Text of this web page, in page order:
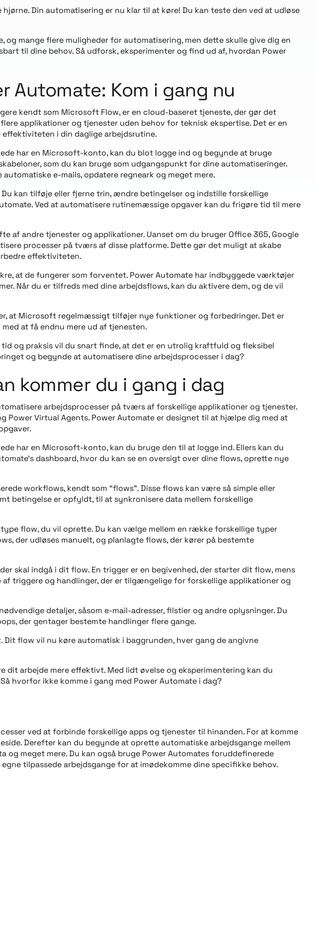
Din automatisering er nu klar til at køre! Du kan teste den ved at udløse
mange flere muligheder for automatisering, men dette skulle give dig en
til dine behov. Så udforsk, eksperimenter og find ud af, hvordan Power
Automate: Kom i gang nu
kendt som Microsoft Flow, er en cloud-baseret tjeneste, der gør det
applikationer og tjenester uden behov for teknisk ekspertise. Det er en
i din daglige arbejdsrutine.
har en Microsoft-konto, kan du blot logge ind og begynde at bruge
som du kan bruge som udgangspunkt for dine automatiseringer.
e-mails, opdatere regneark og meget mere.
kan tilføje eller fjerne trin, ændre betingelser og indstille forskellige
Ved at automatisere rutinemæssige opgaver kan du frigøre tid til mere
af andre tjenester og applikationer. Uanset om du bruger Office 365, Google
processer på tværs af disse platforme. Dette gør det muligt at skabe
effektiviteten.
at de fungerer som forventet. Power Automate har indbyggede værktøjer
Når du er tilfreds med dine arbejdsflows, kan du aktivere dem, og de vil
at Microsoft regelmæssigt tilføjer nye funktioner og forbedringer. Det er
at få endnu mere ud af tjenesten.
og praksis vil du snart finde, at det er en utrolig kraftfuld og fleksibel
og begynde at automatisere dine arbejdsprocesser i dag?
kommer du i gang i dag
arbejdsprocesser på tværs af forskellige applikationer og tjenester.
Power Virtual Agents. Power Automate er designet til at hjælpe dig med at
har en Microsoft-konto, kan du bruge den til at logge ind. Ellers kan du
dashboard, hvor du kan se en oversigt over dine flows, oprette nye
workflows, kendt som “flows”. Disse flows kan være så simple eller
betingelse er opfyldt, til at synkronisere data mellem forskellige
flow, du vil oprette. Du kan vælge mellem en række forskellige typer
der udløses manuelt, og planlagte flows, der kører på bestemte
skal indgå i dit flow. En trigger er en begivenhed, der starter dit flow, mens
triggere og handlinger, der er tilgængelige for forskellige applikationer og
detaljer, såsom e-mail-adresser, filstier og andre oplysninger. Du
der gentager bestemte handlinger flere gange.
flow vil nu køre automatisk i baggrunden, hver gang de angivne
arbejde mere effektivt. Med lidt øvelse og eksperimentering kan du
hvorfor ikke komme i gang med Power Automate i dag?
ved at forbinde forskellige apps og tjenester til hinanden. For at komme
Derefter kan du begynde at oprette automatiske arbejdsgange mellem
meget mere. Du kan også bruge Power Automates foruddefinerede
tilpassede arbejdsgange for at imødekomme dine specifikke behov.